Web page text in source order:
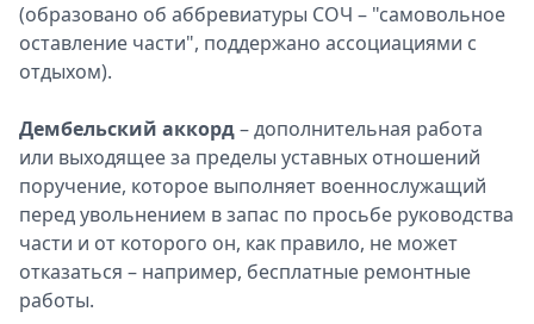
(образовано об аббревиатуры СОЧ – "самовольное
оставление части", поддержано ассоциациями с
отдыхом).
Дембельский аккорд– дополнительная работа
или выходящее за пределы уставных отношений
поручение, которое выполняет военнослужащий
перед увольнением в запас по просьбе руководства
части и от которого он, как правило, не может
отказаться – например, бесплатные ремонтные
работы.